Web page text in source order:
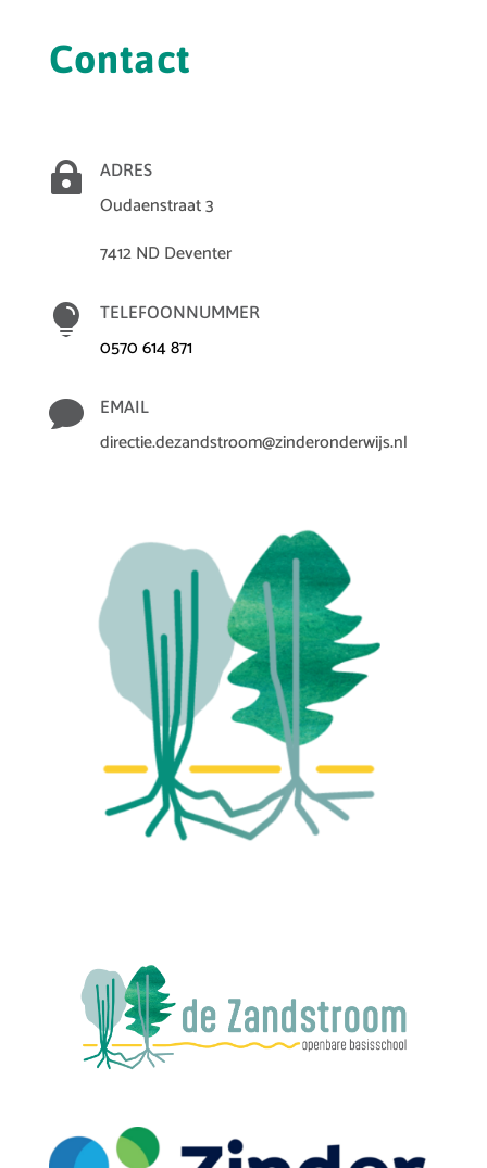
Contact
 ADRES
Oudaenstraat 3
7412 ND Deventer
 TELEFOONNUMMER
0570 614 871
 EMAIL
directie.dezandstroom@zinderonderwijs.nl